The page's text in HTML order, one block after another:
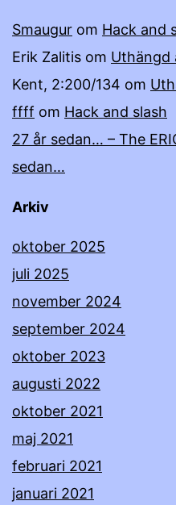
Smaugur om Hack and
Erik Zalitis om Uthängd
Kent, 2:200/134 om
ffff om Hack and slash
27 år sedan… – The
sedan…
Arkiv
oktober 2025
juli 2025
november 2024
september 2024
oktober 2023
augusti 2022
oktober 2021
maj 2021
februari 2021
januari 2021